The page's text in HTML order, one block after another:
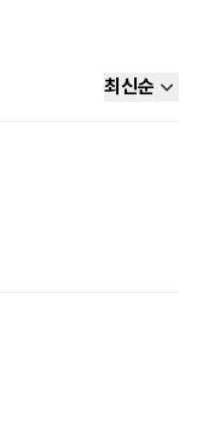
최신순